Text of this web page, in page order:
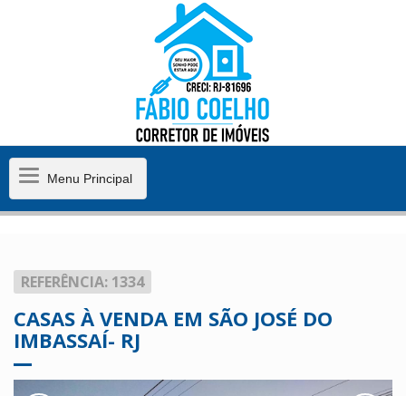
MenuMenu Principal
REFERÊNCIA: 1334
CASAS À VENDA EM SÃO JOSÉ DO
IMBASSAÍ- RJ